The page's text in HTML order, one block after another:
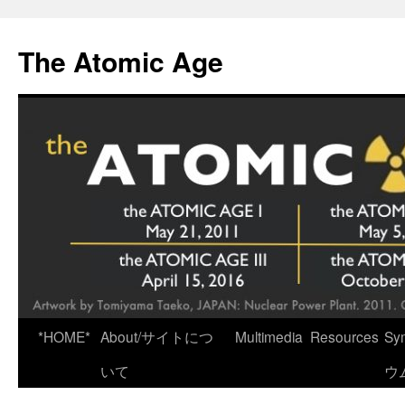
content
The Atomic Age
*HOME* About/サイトにつ
いて
Multimedia Resources
ウ